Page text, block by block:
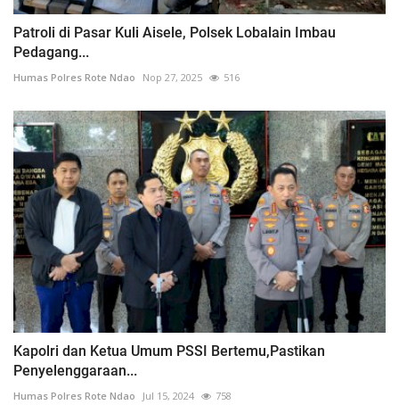
Patroli di Pasar Kuli Aisele, Polsek Lobalain Imbau
Pedagang...
Humas Polres Rote Ndao Nop 27, 2025 516
Kapolri dan Ketua Umum PSSI Bertemu,Pastikan
Penyelenggaraan...
Humas Polres Rote Ndao Jul 15, 2024 758